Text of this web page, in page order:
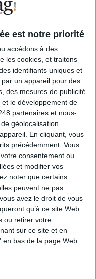
est notre priorité
accédons à des
les cookies, et traitons
identifiants uniques et
un appareil pour des
des mesures de publicité
le développement de
partenaires et nous-
géolocalisation
En cliquant, vous
précédemment. Vous
consentement ou
et modifier vos
noter que certains
peuvent ne pas
avez le droit de vous
qu’à ce site Web.
ou retirer votre
sur ce site et en
bas de la page Web.
de la transformation
retours d’expérience
: enjeux, méthodes et
des